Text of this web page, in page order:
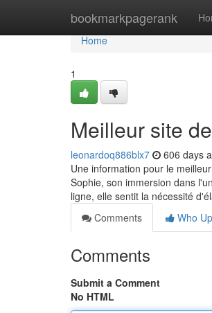
bookmarkpagerank
Home
Home
1
Meilleur site
leonardoq886blx7 606 days
Une information pour le
Sophie, son immersion dans
ligne, elle sentit la nécessité
Comments
Who
Comments
Submit a Comment
No HTML